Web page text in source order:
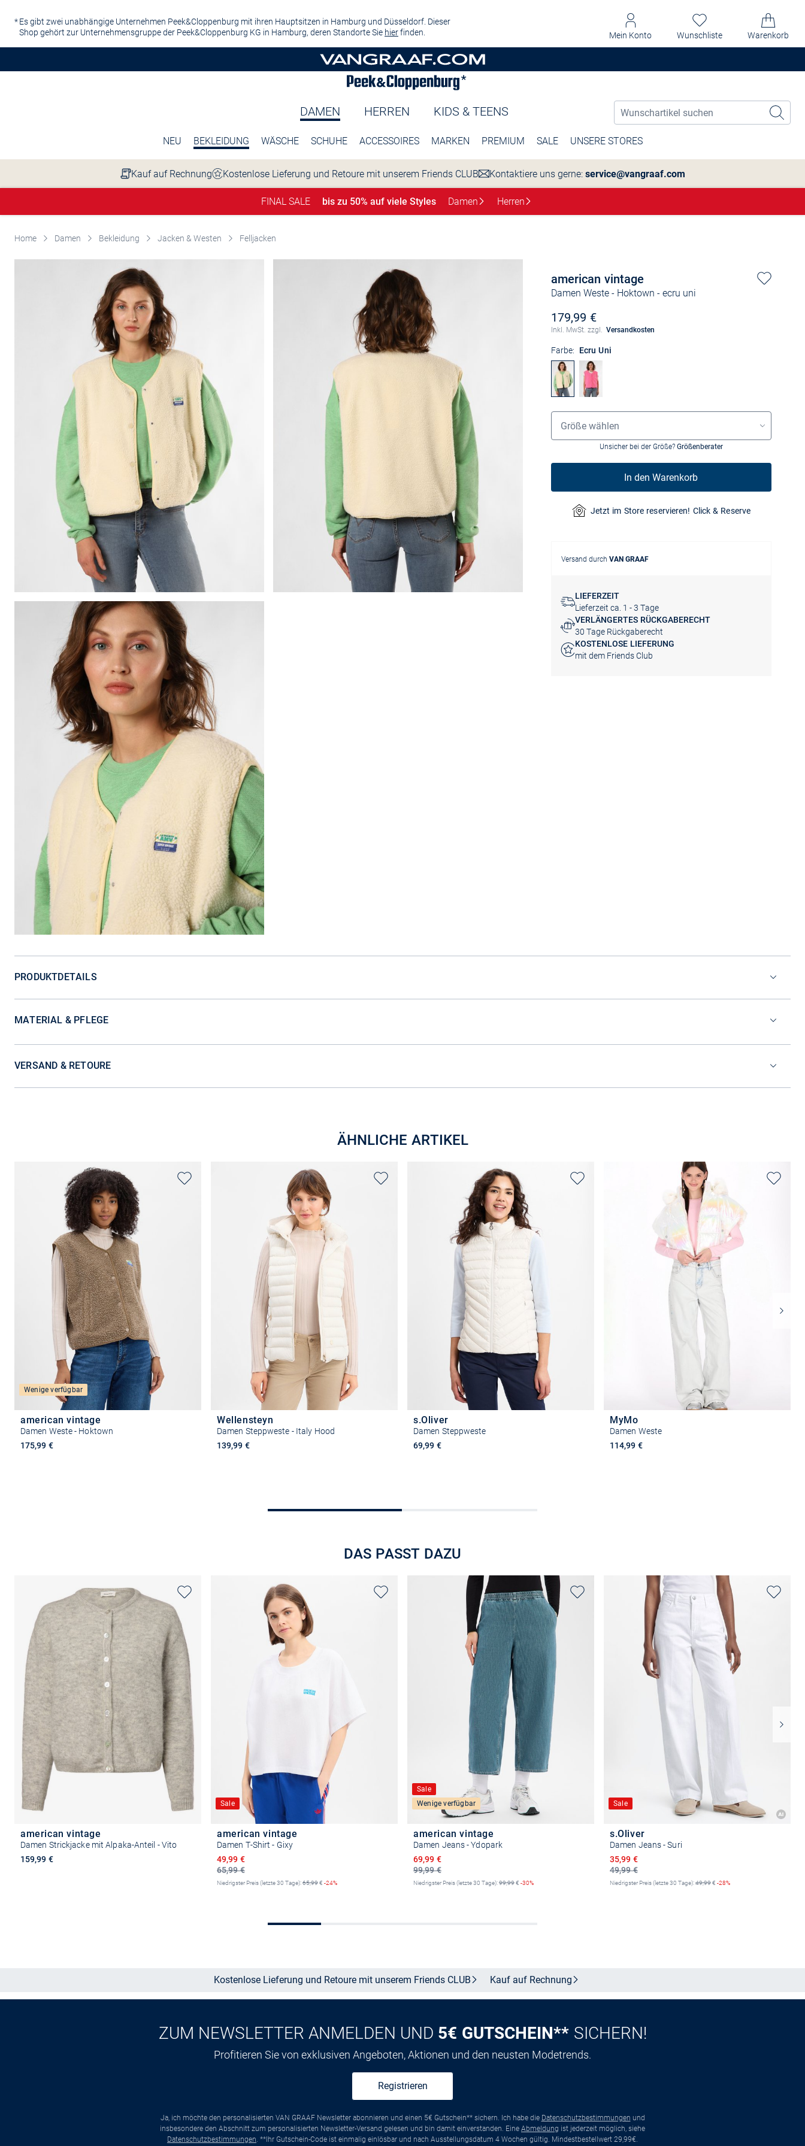
Es gibt zwei unabhängige Unternehmen Peek&Cloppenburg mit ihren Hauptsitzen in Hamburg und Düsseldorf. Dieser
Shop gehört zur Unternehmensgruppe der Peek&Cloppenburg KG in Hamburg, deren Standorte Sie hierfinden. Mein Konto Wunschliste Warenkorb
DAMEN HERREN KIDS & TEENS
NEU BEKLEIDUNG WÄSCHE SCHUHE ACCESSOIRES MARKEN PREMIUM SALE UNSERE STORES
Kauf auf Rechnung Kostenlose Lieferung und Retoure mit unserem Friends CLUB Kontaktiere uns gerne: service@vangraaf.com
FINAL SALE bis zu 50% auf viele Styles Damen Herren
Home Damen Bekleidung Jacken & Westen Felljacken
american vintage
Damen Weste - Hoktown - ecru uni
179,99 €
Inkl. MwSt. zzgl. Versandkosten
Farbe: Ecru Uni
Größenauswahl
Größe wählen
Unsicher bei der Größe? Größenberater
In den Warenkorb
Jetzt im Store reservieren! Click & Reserve
Versand durch VAN GRAAF
LIEFERZEIT
Lieferzeit ca. 1 - 3 Tage
VERLÄNGERTES RÜCKGABERECHT
30 Tage Rückgaberecht
KOSTENLOSE LIEFERUNG
mit dem Friends Club
PRODUKTDETAILS
MATERIAL & PFLEGE
VERSAND & RETOURE
ÄHNLICHE ARTIKEL
Wenige verfügbar
american vintage
Damen Weste - Hoktown
175,99 €
Wellensteyn
Damen Steppweste - Italy Hood
139,99 €
Größe auswählen
s.Oliver
Damen Steppweste
69,99 €
MyMo
Damen Weste
114,99 €
DAS PASST DAZU
american vintage
Damen Strickjacke mit Alpaka-Anteil - Vito
159,99 €
Sale
american vintage
Damen T-Shirt - Gixy
65,99 €
Ermäßigter Preis
49,99 €
Niedrigster Preis (letzte 30 Tage):65,99€ -24%
Sale
Wenige verfügbar
american vintage
Damen Jeans - Ydopark
99,99 €
Ermäßigter Preis
69,99 €
Niedrigster Preis (letzte 30 Tage):99,99€ -30%
Sale
s.Oliver
Damen Jeans - Suri
49,99 €
Ermäßigter Preis
35,99 €
Niedrigster Preis (letzte 30 Tage):49,99€ -28%
Kostenlose Lieferung und Retoure mit unserem Friends CLUB Kauf auf Rechnung
ZUM NEWSLETTER ANMELDEN UND 5€ GUTSCHEIN** SICHERN!
Profitieren Sie von exklusiven Angeboten, Aktionen und den neusten Modetrends.
Registrieren
Ja, ich möchte den personalisierten VAN GRAAF Newsletter abonnieren und einen 5€ Gutschein** sichern. Ich habe die Datenschutzbestimmungen und
insbesondere den Abschnitt zum personalisierten Newsletter-Versand gelesen und bin damit einverstanden. Eine Abmeldung ist jederzeit möglich, siehe
Datenschutzbestimmungen . **Ihr Gutschein-Code ist einmalig einlösbar und nach Ausstellungsdatum 4 Wochen gültig. Mindestbestellwert 29,99€.